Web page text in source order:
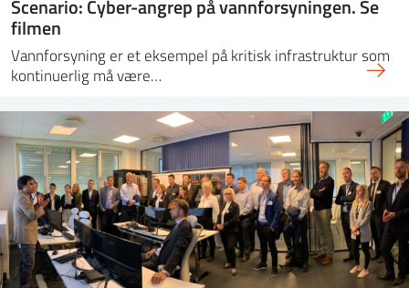
Scenario: Cyber-angrep på vannforsyningen. Se
filmen
Vannforsyning er et eksempel på kritisk infrastruktur som
kontinuerlig må være…